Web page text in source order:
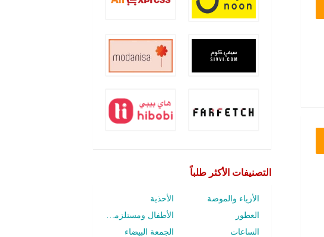
التصنيفات الأكثر طلباً
الأزياء والموضة
الأحذية
العطور
الساعات
الجمعة البيضاء